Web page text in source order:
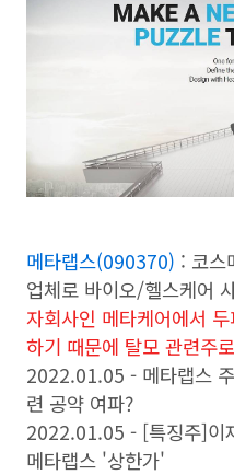
메타랩스(090370) : 코스
업체로 바이오/헬스케어
자회사인 메타케어에서
하기 때문에 탈모 관련주
2022.01.05 - 메타랩스
련 공약 여파?
2022.01.05 - [특징주]이
메타랩스 '상한가'